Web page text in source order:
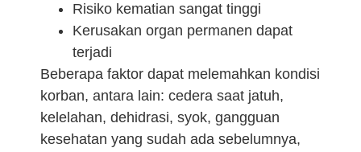
Risiko kematian sangat tinggi
Kerusakan organ permanen dapat
terjadi
Beberapa faktor dapat melemahkan kondisi
korban, antara lain: cedera saat jatuh,
kelelahan, dehidrasi, syok, gangguan
kesehatan yang sudah ada sebelumnya,